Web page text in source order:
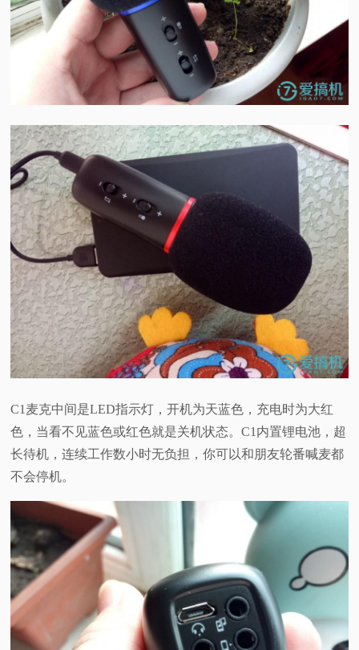
C1麦克中间是LED指示灯，开机为天蓝色，充电时为大红
色，当看不见蓝色或红色就是关机状态。C1内置锂电池，超
长待机，连续工作数小时无负担，你可以和朋友轮番喊麦都
不会停机。